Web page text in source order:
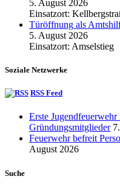
5. August 2026
Einsatzort:
Türöffnung als
5. August 2026
Einsatzort: Amselstieg
Soziale Netzwerke
RSS Feed
Erste
Gründungsmitglieder
Feuerwehr befreit
August 2026
Suche